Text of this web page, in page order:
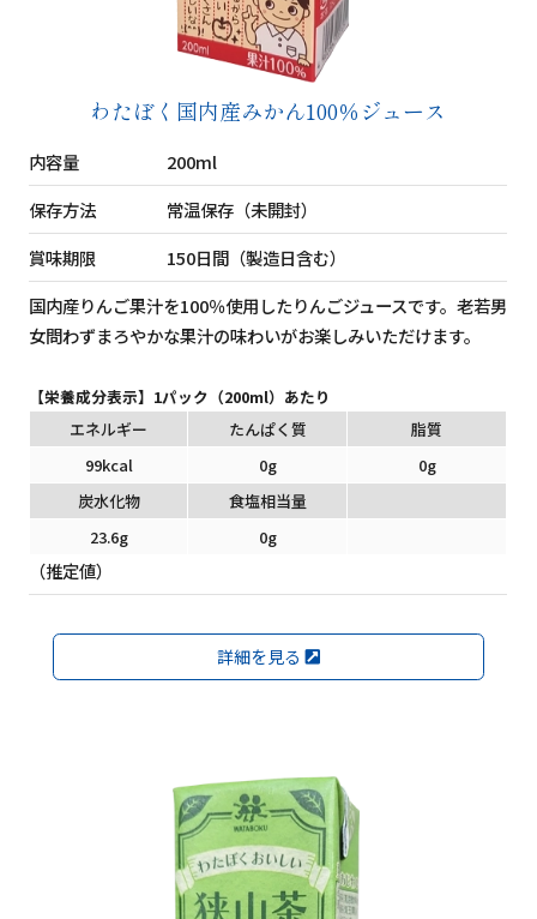
わたぼく国内産みかん100％ジュース
内容量
200ml
保存方法
常温保存（未開封）
賞味期限
150日間（製造日含む）
国内産りんご果汁を100％使用したりんごジュースです。老若男
女問わずまろやかな果汁の味わいがお楽しみいただけます。
【栄養成分表示】1パック（200ml）あたり
エネルギー
たんぱく質
脂質
99kcal
0g
0g
炭水化物
食塩相当量
23.6g
0g
（推定値）
詳細を見る